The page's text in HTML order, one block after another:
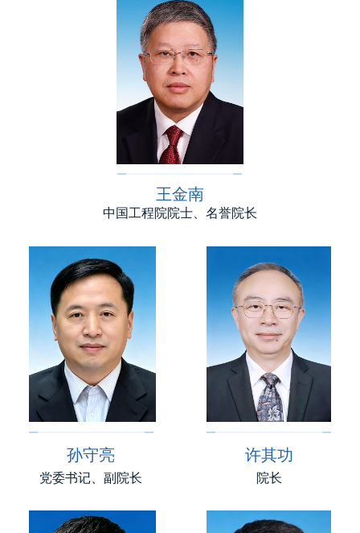
王金南
中国工程院院士、名誉院长
孙守亮
党委书记、副院长
许其功
院长